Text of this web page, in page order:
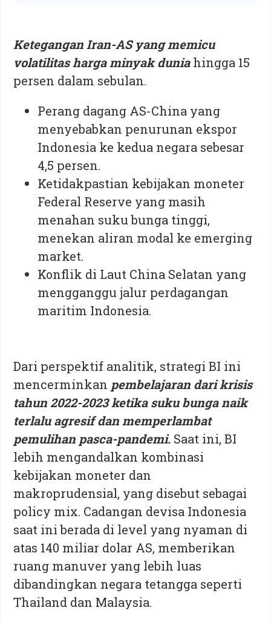
Ketegangan Iran-AS yang memicu
volatilitas harga minyak duniahingga 15
persen dalam sebulan.
Perang dagang AS-China yang
menyebabkan penurunan ekspor
Indonesia ke kedua negara sebesar
4,5 persen.
Ketidakpastian kebijakan moneter
Federal Reserve yang masih
menahan suku bunga tinggi,
menekan aliran modal ke emerging
market.
Konflik di Laut China Selatan yang
mengganggu jalur perdagangan
maritim Indonesia.
Dari perspektif analitik, strategi BI ini
mencerminkan pembelajaran dari krisis
tahun 2022-2023 ketika suku bunga naik
terlalu agresif dan memperlambat
pemulihan pasca-pandemi. Saat ini, BI
lebih mengandalkan kombinasi
kebijakan moneter dan
makroprudensial, yang disebut sebagai
policy mix. Cadangan devisa Indonesia
saat ini berada di level yang nyaman di
atas 140 miliar dolar AS, memberikan
ruang manuver yang lebih luas
dibandingkan negara tetangga seperti
Thailand dan Malaysia.